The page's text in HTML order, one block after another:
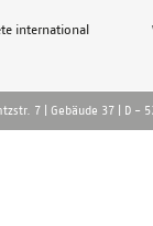
international
7 | Gebä̈ude 37 | D -